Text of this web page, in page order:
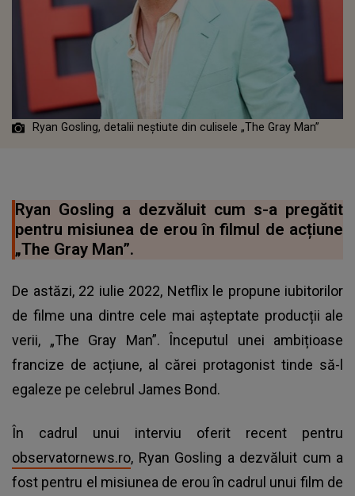
Ryan Gosling, detalii neștiute din culisele „The Gray Man”
Ryan Gosling a dezvăluit cum s-a pregătit
pentru misiunea de erou în filmul de acțiune
„The Gray Man”.
De astăzi, 22 iulie 2022, Netflix le propune iubitorilor
de filme una dintre cele mai așteptate producții ale
verii, „The Gray Man”. Începutul unei ambițioase
francize de acțiune, al cărei protagonist tinde să-l
egaleze pe celebrul James Bond.
În cadrul unui interviu oferit recent pentru
observatornews.ro, Ryan Gosling a dezvăluit cum a
fost pentru el misiunea de erou în cadrul unui film de